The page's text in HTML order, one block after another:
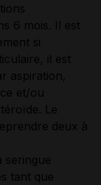
6 mois. Il est
si
il est
aspiration,
et/ou
Le
deux à
seringue
tant que